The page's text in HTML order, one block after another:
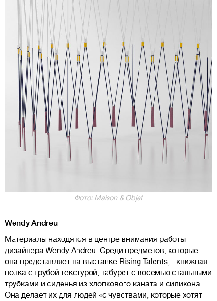
Фото: Maison & Objet
Wendy Andreu
Материалы находятся в центре внимания работы
дизайнера Wendy Andreu. Среди предметов, которые
она представляет на выставке Rising Talents, - книжная
полка с грубой текстурой, табурет с восемью стальными
трубками и сиденья из хлопкового каната и силикона.
Она делает их для людей «с чувствами, которые хотят